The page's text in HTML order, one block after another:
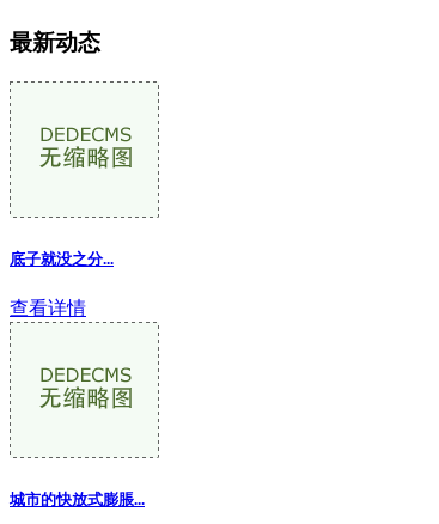
最新动态
底子就没之分...
查看详情
城市的快放式膨脹...